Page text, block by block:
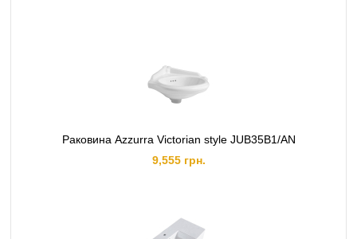
Раковина Azzurra Victorian style JUB35B1/AN
9,555 грн.